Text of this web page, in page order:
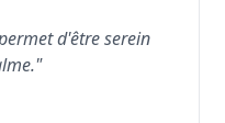
d'être serein